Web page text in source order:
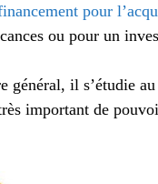
pour
ou pour un
il s’étudie
important de